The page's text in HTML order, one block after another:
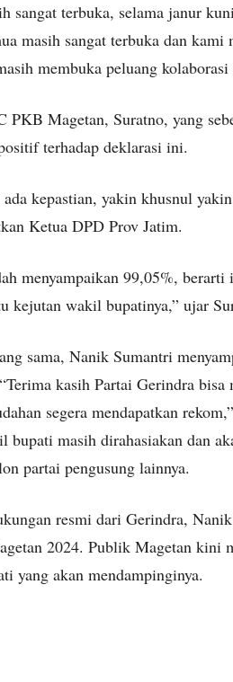
sangat terbuka, selama janur
masih sangat terbuka dan
membuka peluang
PKB Magetan, Suratno, yang
terhadap deklarasi ini.
kepastian, yakin khusnul
Ketua DPD Prov Jatim.
menyampaikan 99,05%,
kejutan wakil bupatinya,” ujar
sama, Nanik Sumantri
kasih Partai Gerindra
segera mendapatkan
bupati masih dirahasiakan dan
partai pengusung lainnya.
resmi dari Gerindra,
2024. Publik Magetan kini
yang akan mendampinginya.